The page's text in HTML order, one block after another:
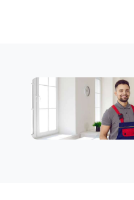
Büroumzug
Wolfsberg